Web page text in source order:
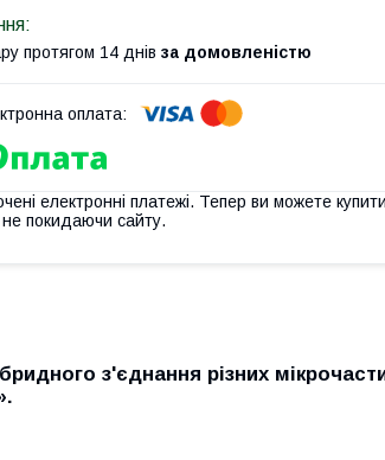
протягом 14 днів за домовленістю
електронні платежі. Тепер ви можете купити
покидаючи сайту.
з'єднання різних